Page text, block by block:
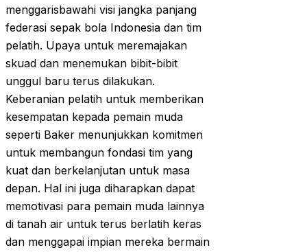
menggarisbawahi visi jangka panjang
federasi sepak bola Indonesia dan tim
pelatih. Upaya untuk meremajakan
skuad dan menemukan bibit-bibit
unggul baru terus dilakukan.
Keberanian pelatih untuk memberikan
kesempatan kepada pemain muda
seperti Baker menunjukkan komitmen
untuk membangun fondasi tim yang
kuat dan berkelanjutan untuk masa
depan. Hal ini juga diharapkan dapat
memotivasi para pemain muda lainnya
di tanah air untuk terus berlatih keras
dan menggapai impian mereka bermain